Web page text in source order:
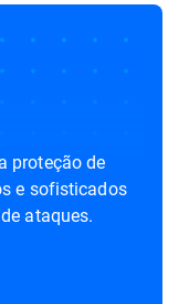
proteção de
e sofisticados
ataques.